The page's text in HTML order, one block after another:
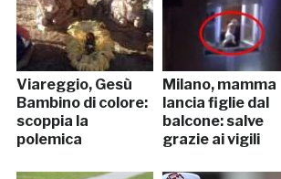
Viareggio, Gesù
Bambino di colore:
scoppia la
polemica
Milano, mamma
lancia figlie dal
balcone: salve
grazie ai vigili